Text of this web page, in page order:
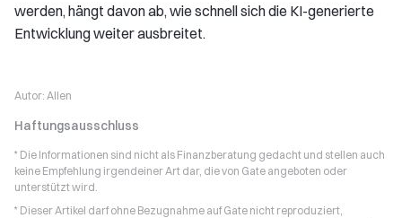
werden, hängt davon ab, wie schnell sich die KI-generierte
Entwicklung weiter ausbreitet.
Autor: Allen
Haftungsausschluss
* Die Informationen sind nicht als Finanzberatung gedacht und stellen auch
keine Empfehlung irgendeiner Art dar, die von Gate angeboten oder
unterstützt wird.
* Dieser Artikel darf ohne Bezugnahme auf Gate nicht reproduziert,